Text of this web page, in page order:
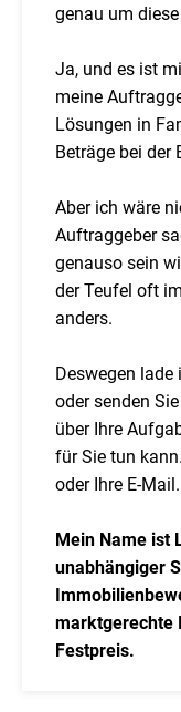
genau um
Ja, und es ist
meine
Lösungen in
Beträge bei der
Aber ich wäre
Auftraggeber
genauso sein
der Teufel oft
anders.
Deswegen lade
oder senden
über Ihre
für Sie tun
oder Ihre E-Mail.
Mein Name ist
unabhängiger
marktgerechte
Festpreis.